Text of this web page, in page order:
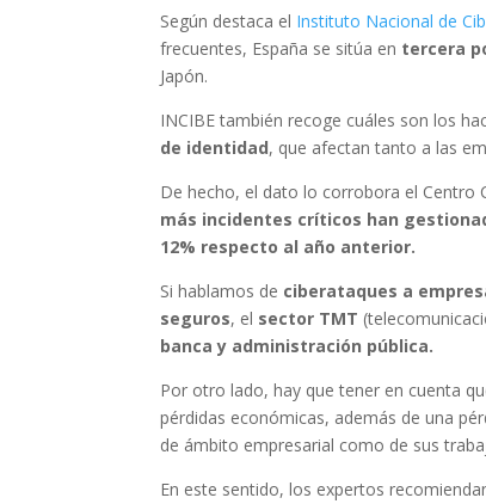
Según destaca el Instituto Nacional de
frecuentes, España se sitúa en tercera
Japón.
INCIBE también recoge cuáles son los
de identidad, que afectan tanto a las
De hecho, el dato lo corrobora el Centro
más incidentes críticos han
12% respecto al año anterior.
Si hablamos de ciberataques a
seguros, el sector TMT
banca y administración pública.
Por otro lado, hay que tener en cuenta
pérdidas económicas, además de una
de ámbito empresarial como de sus
En este sentido, los expertos